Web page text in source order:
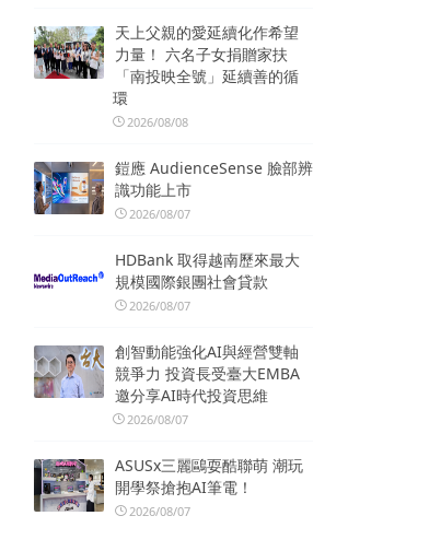
天上父親的愛延續化作希望
力量！ 六名子女捐贈家扶
「南投映全號」延續善的循
環
2026/08/08
鎧應 AudienceSense 臉部辨
識功能上市
2026/08/07
HDBank 取得越南歷來最大
規模國際銀團社會貸款
2026/08/07
創智動能強化AI與經營雙軸
競爭力 投資長受臺大EMBA
邀分享AI時代投資思維
2026/08/07
ASUSx三麗鷗耍酷聯萌 潮玩
開學祭搶抱AI筆電！
2026/08/07